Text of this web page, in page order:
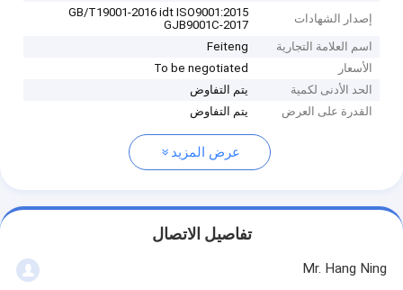
إصدار الشهادات
GB/T19001-2016 idt ISO9001:2015
GJB9001C-2017
اسم العلامة التجارية
Feiteng
الأسعار
To be negotiated
الحد الأدنى لكمية
يتم التفاوض
القدرة على العرض
يتم التفاوض
عرض المزيد
تفاصيل الاتصال
Mr. Hang Ning